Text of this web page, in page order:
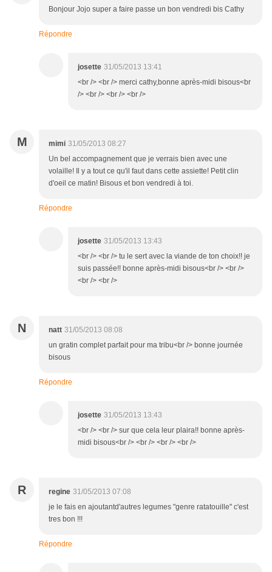
Bonjour Jojo super a faire passe un bon vendredi bis Cathy
Répondre
josette 31/05/2013 13:41
<br /> <br /> merci cathy,bonne après-midi bisous<br
/> <br /> <br /> <br />
M mimi 31/05/2013 08:27
Un bel accompagnement que je verrais bien avec une
volaille! Il y a tout ce qu'il faut dans cette assiette! Petit clin
d'oeil ce matin! Bisous et bon vendredi à toi.
Répondre
josette 31/05/2013 13:43
<br /> <br /> tu le sert avec la viande de ton choix!! je
suis passée!! bonne après-midi bisous<br /> <br />
<br /> <br />
N natt 31/05/2013 08:08
un gratin complet parfait pour ma tribu<br /> bonne journée
bisous
Répondre
josette 31/05/2013 13:43
<br /> <br /> sur que cela leur plaira!! bonne après-
midi bisous<br /> <br /> <br /> <br />
R regine 31/05/2013 07:08
je le fais en ajoutantd'autres legumes "genre ratatouille" c'est
tres bon !!!
Répondre